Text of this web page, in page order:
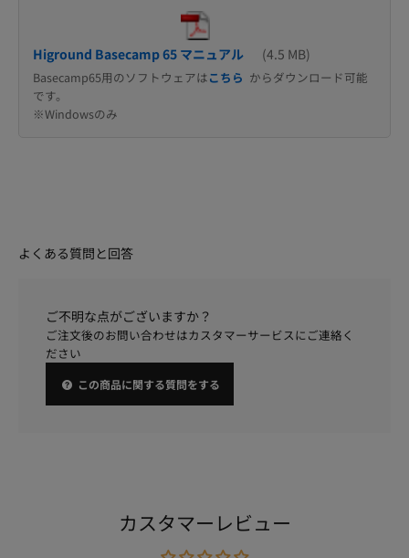
Higround Basecamp 65 マニュアル (4.5 MB)
Basecamp65用のソフトウェアはこちら からダウンロード可能
です。
※Windowsのみ
よくある質問と回答
ご不明な点がございますか？
ご注文後のお問い合わせはカスタマーサービスにご連絡く
ださい
この商品に関する質問をする
カスタマーレビュー